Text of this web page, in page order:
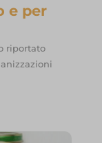
e per
riportato